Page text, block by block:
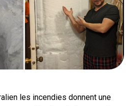
KULTT
les incendies donnent une